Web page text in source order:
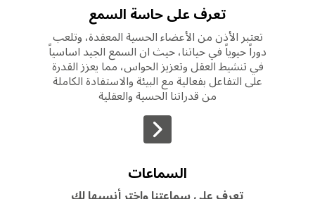
تعرف على حاسة السمع
تعتبر الأذن من الأعضاء الحسية المعقدة، وتلعب
دوراً حيوياً في حياتنا، حيث ان السمع الجيد اساسياً
في تنشيط العقل وتعزيز الحواس، مما يعزز القدرة
على التفاعل بفعالية مع البيئة والاستفادة الكاملة
من قدراتنا الحسية والعقلية
>
السماعات